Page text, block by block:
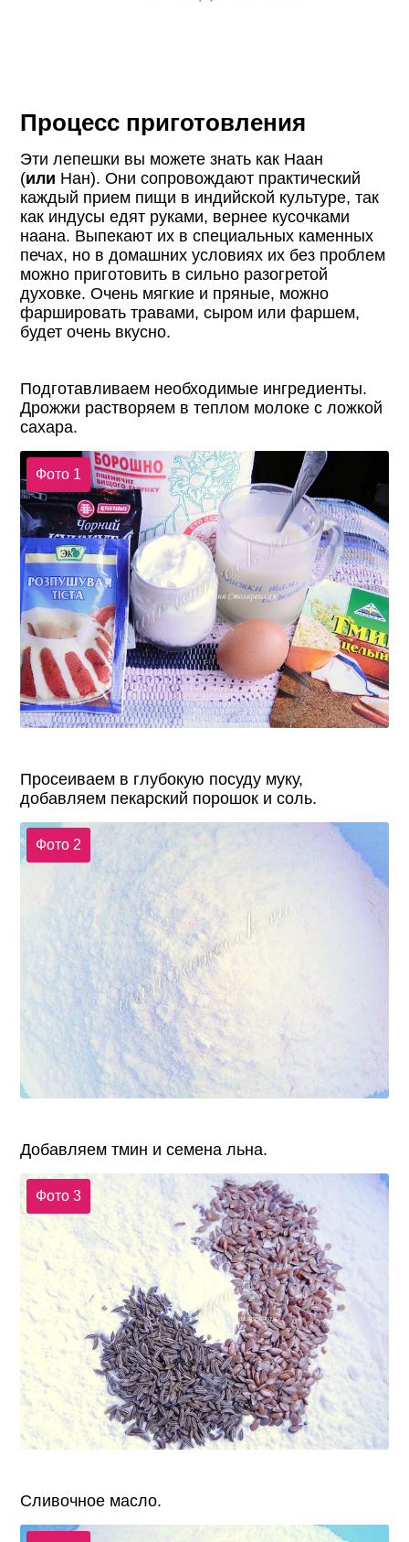
Процесс приготовления
Эти лепешки вы можете знать как Наан
(или Нан). Они сопровождают практический
каждый прием пищи в индийской культуре, так
как индусы едят руками, вернее кусочками
наана. Выпекают их в специальных каменных
печах, но в домашних условиях их без проблем
можно приготовить в сильно разогретой
духовке. Очень мягкие и пряные, можно
фаршировать травами, сыром или фаршем,
будет очень вкусно.
Подготавливаем необходимые ингредиенты.
Дрожжи растворяем в теплом молоке с ложкой
сахара.
Фото 1
Просеиваем в глубокую посуду муку,
добавляем пекарский порошок и соль.
Фото 2
Добавляем тмин и семена льна.
Фото 3
Сливочное масло.